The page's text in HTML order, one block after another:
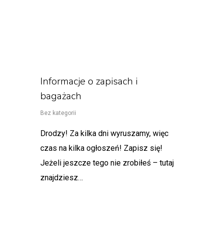
Informacje o zapisach i
bagażach
Bez kategorii
Drodzy! Za kilka dni wyruszamy, więc
czas na kilka ogłoszeń! Zapisz się!
Jeżeli jeszcze tego nie zrobiłeś – tutaj
znajdziesz…